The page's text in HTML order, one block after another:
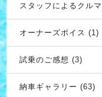
スタッフによるクル
オーナーズボイス (1)
試乗のご感想 (3)
納車ギャラリー (63)